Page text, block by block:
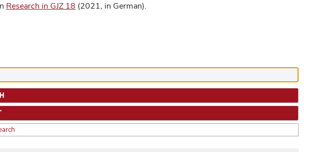
Research in GJZ 18 (2021, in German).